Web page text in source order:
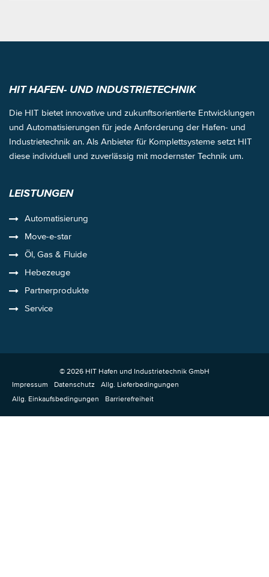
HIT HAFEN- UND INDUSTRIETECHNIK
Die HIT bietet innovative und zukunftsorientierte Entwicklungen
und Automatisierungen für jede Anforderung der Hafen- und
Industrietechnik an. Als Anbieter für Komplettsysteme setzt HIT
diese individuell und zuverlässig mit modernster Technik um.
LEISTUNGEN
Automatisierung
Move-e-star
Öl, Gas & Fluide
Hebezeuge
Partnerprodukte
Service
© 2026 HIT Hafen und Industrietechnik GmbH
Impressum
Datenschutz
Allg. Lieferbedingungen
Allg. Einkaufsbedingungen
Barrierefreiheit